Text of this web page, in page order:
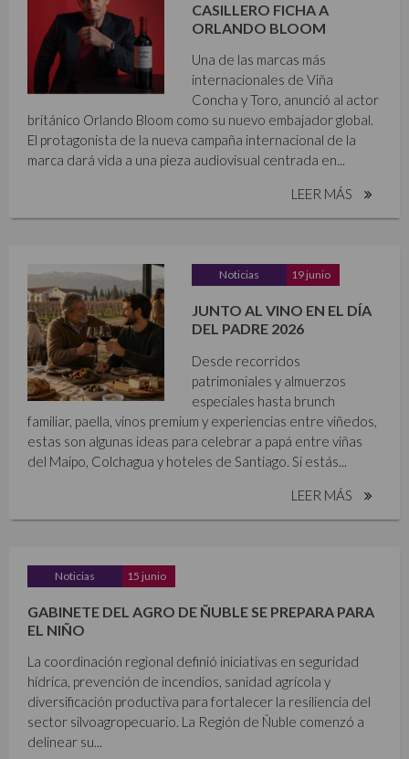
CASILLERO FICHA A
ORLANDO BLOOM
Una de las marcas más
internacionales de Viña
Concha y Toro, anunció al actor
británico Orlando Bloom como su nuevo embajador global.
El protagonista de la nueva campaña internacional de la
marca dará vida a una pieza audiovisual centrada en...
LEER MÁS
Noticias 19 junio
JUNTO AL VINO EN EL DÍA
DEL PADRE 2026
Desde recorridos
patrimoniales y almuerzos
especiales hasta brunch
familiar, paella, vinos premium y experiencias entre viñedos,
estas son algunas ideas para celebrar a papá entre viñas
del Maipo, Colchagua y hoteles de Santiago. Si estás...
LEER MÁS
Noticias 15 junio
GABINETE DEL AGRO DE ÑUBLE SE PREPARA PARA
EL NIÑO
La coordinación regional definió iniciativas en seguridad
hídrica, prevención de incendios, sanidad agrícola y
diversificación productiva para fortalecer la resiliencia del
sector silvoagropecuario. La Región de Ñuble comenzó a
delinear su...